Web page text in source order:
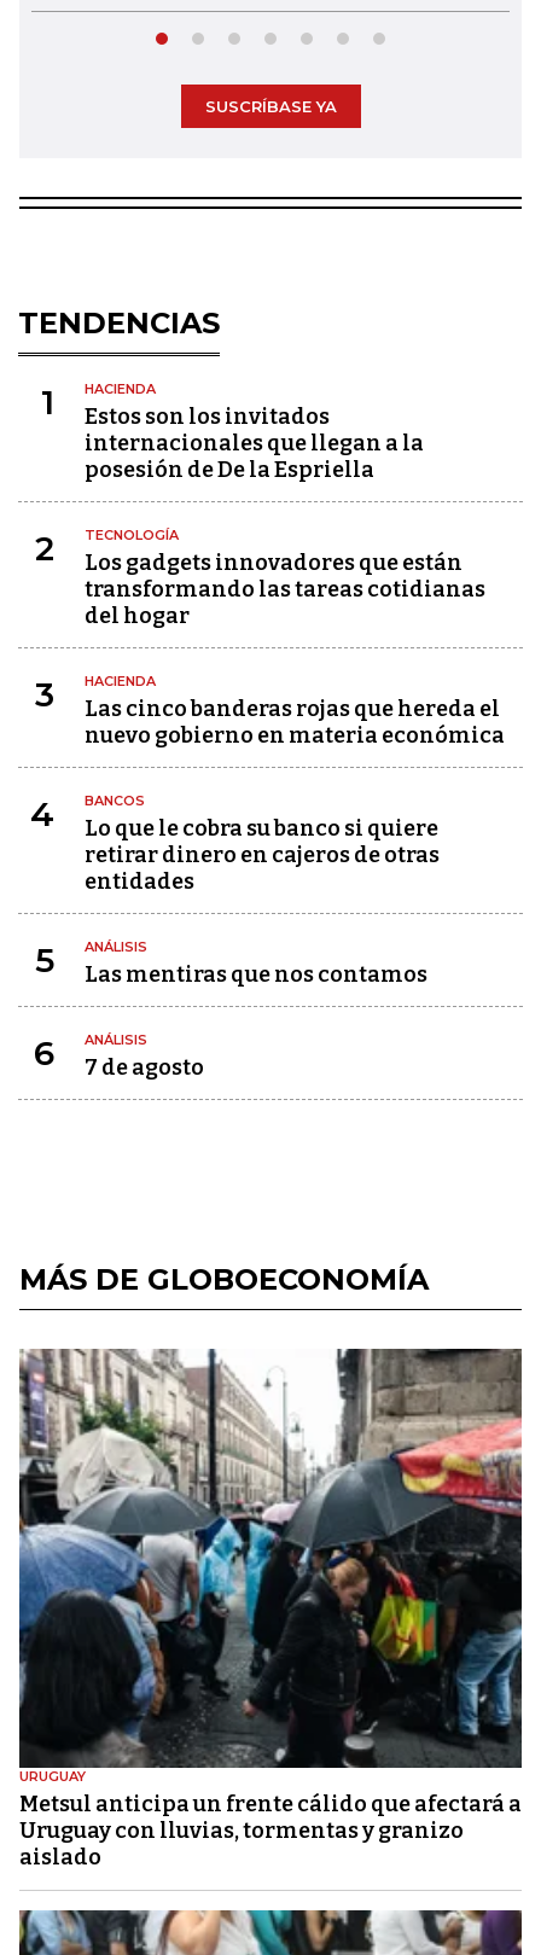
SUSCRÍBASE YA
TENDENCIAS
1 HACIENDA
Estos son los invitados
internacionales que llegan a la
posesión de De la Espriella
2 TECNOLOGÍA
Los gadgets innovadores que están
transformando las tareas cotidianas
del hogar
3 HACIENDA
Las cinco banderas rojas que hereda el
nuevo gobierno en materia económica
4 BANCOS
Lo que le cobra su banco si quiere
retirar dinero en cajeros de otras
entidades
5 ANÁLISIS
Las mentiras que nos contamos
6 ANÁLISIS
7 de agosto
MÁS DE GLOBOECONOMÍA
URUGUAY
Metsul anticipa un frente cálido que afectará a
Uruguay con lluvias, tormentas y granizo
aislado